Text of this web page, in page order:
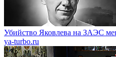
Убийство Яковлева на ЗАЭС
ya-turbo.ru